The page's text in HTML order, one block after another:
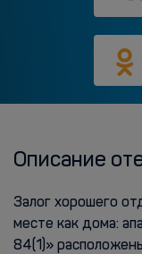
Описание
Залог хорошего
месте как дома:
84(1)»